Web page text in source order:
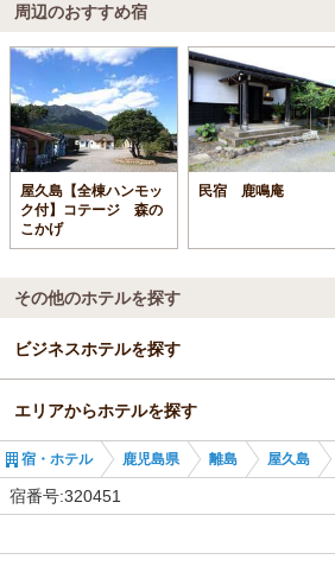
周辺のおすすめ宿
屋久島【全棟ハンモッ
ク付】コテージ 森の
こかげ
民宿 鹿鳴庵
その他のホテルを探す
ビジネスホテルを探す
鹿児島県
離島
エリアからホテルを探す
鹿児島県
宿・ホテル 鹿児島県 離島 屋久島
宿番号:320451